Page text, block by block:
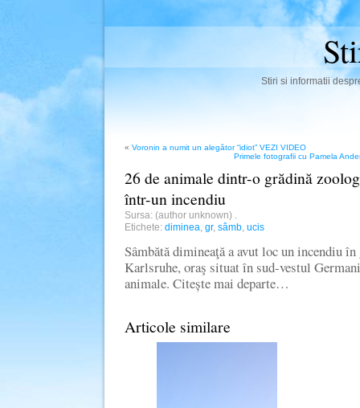
Stiri si informatii
« Voronin a numit un alegător “idiot” VEZI VIDEO
Primele fotografii cu Pamela
26 de animale dintr-o grădină
într-un incendiu
Sursa: (author unknown)
Etichete: diminea gr, sâmb ucis
Sâmbătă dimineaţă a avut loc un incendiu
Karlsruhe, oraş situat în sud-vestul
animale. Citește mai departe…
Articole similare